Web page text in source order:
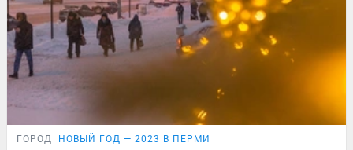
ГОРОД НОВЫЙ ГОД — 2023 В ПЕРМИ